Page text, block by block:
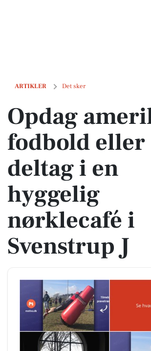
ARTIKLER Det sker
Opdag amerikansk fodbold eller deltag i en
Opdag
fodbold eller
deltag i en
hyggelig
nørklecafé i
Svenstrup J